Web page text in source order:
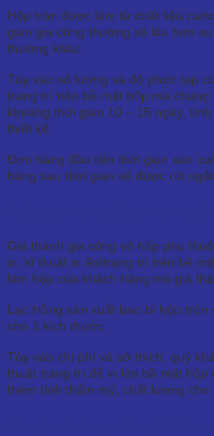
Hộp tròn được làm từ chất liệu
gian gia công thường sẽ lâu hơn
thường khác.
Tùy vào số lượng và độ phức tạp
trang trí trên bề mặt hộp mà
khoảng thời gian 10 – 15 ngày,
thiết kế.
Đơn hàng đầu tiên thời gian sản
hàng sau thời gian sẽ được rút ngắt
Giá thành gia công vỏ hộp phụ
in, kĩ thuật in ấn/trang trí trên bề
làm hộp của khách hàng mà giá
Lạc Hồng sản xuất bao bì hộp
cho 1 kích thước.
Tùy vào chi phí và sở thích, quý
thuật trang trí để in lên bề mặt
thêm tính thẩm mỹ, chất lượng cho